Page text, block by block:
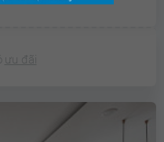
ưu đãi